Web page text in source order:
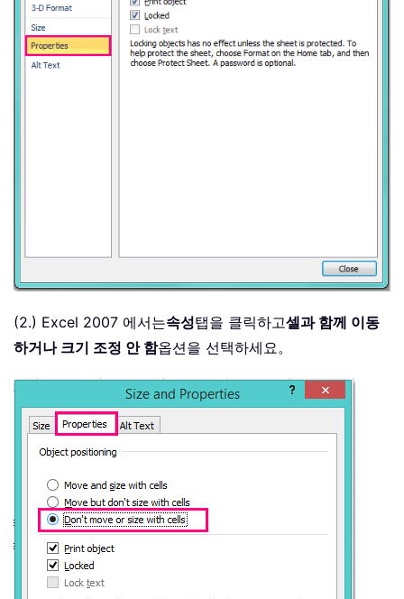
(2.) Excel 2007 에서는속성탭을 클릭하고셀과 함께 이동
하거나 크기 조정 안 함옵션을 선택하세요。